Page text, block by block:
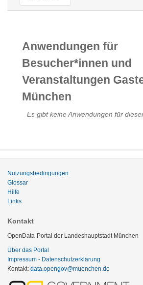
Anwendungen für
Besucher*innen und
Veranstaltungen
München
Es gibt keine Anwendungen für
Nutzungsbedingungen
Glossar
Hilfe
Links
Kontakt
OpenData-Portal der Landeshauptstadt München
Über das Portal
Impressum - Datenschutzerklärung
Kontakt: data.opengov@muenchen.de